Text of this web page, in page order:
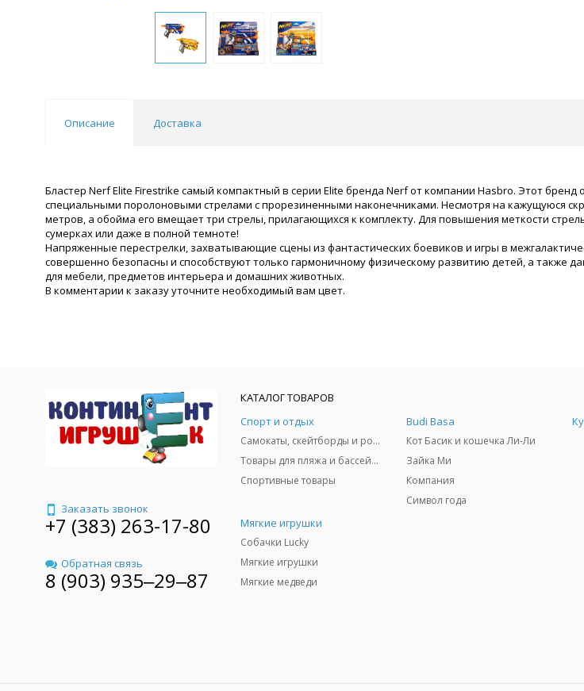
Описание Доставка
Бластер Nerf Elite Firestrike самый компактный в серии Elite бренда Nerf от компании Hasbro. Этот
специальными поролоновыми стрелами с прорезиненными наконечниками. Несмотря на кажущуюся
метров, а обойма его вмещает три стрелы, прилагающихся к комплекту. Для повышения меткости
сумерках или даже в полной темноте!
Напряженные перестрелки, захватывающие сцены из фантастических боевиков и игры в
совершенно безопасны и способствуют только гармоничному физическому развитию детей, а также
для мебели, предметов интерьера и домашних животных.
В комментарии к заказу уточните необходимый вам цвет.
Заказать звонок
+7 (383) 263-17-80
Обратная связь
8 (903) 935‒29‒87
КАТАЛОГ ТОВАРОВ
Спорт и отдых
Самокаты, скейтборды и ролики
Товары для пляжа и бассейны
Спортивные товары
Budi Basa
Кот Басик и кошечка Ли-Ли
Зайка Ми
Компания
Символ года
Мягкие игрушки
Собачки Lucky
Мягкие игрушки
Мягкие медведи